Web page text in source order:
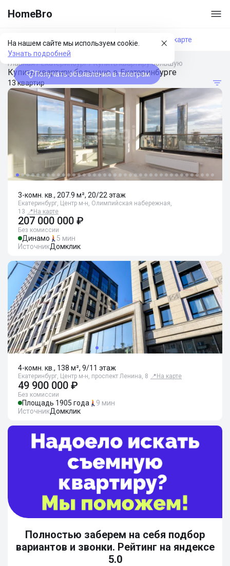
HomeBro
На нашем сайте мы используем cookie.
Узнать подробней
Получать объявления в телеграм
Фильтры На карте
Главная/Екатеринбург/Купить квартиру большую
Купить квартиру большую в Екатеринбурге
13 квартир
3-комн. кв., 207.9 м², 20/22 этаж
Екатеринбург, Центр м-н, Олимпийская набережная,
13 📍 На карте
207 000 000 ₽
Без комиссии
Динамо
5 мин
ИсточникДомклик
4-комн. кв., 138 м², 9/11 этаж
Екатеринбург, Центр м-н, проспект Ленина, 8 📍 На карте
49 900 000 ₽
Без комиссии
Площадь 1905 года
9 мин
ИсточникДомклик
Полностью заберем на себя подбор
вариантов и звонки. Рейтинг на яндексе
5.0